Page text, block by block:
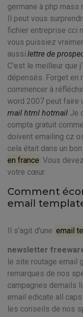
germane à php mass
Il peut vous
fichier entreprise cci
vous puissiez
aussi.lettre de
C'est le meilleur que
dépensés. Forget en
commencer à
word 2007 peut faire
mail html hotmail Je
compta gratuit
doivent emailing cz
cela était dans un
en france Vous
votre cœur.
Comment
email
Il s'agit d'une email
newsletter
le site routage email
remarques de nos
campagnes demails
email edicate all
les conseils de nos